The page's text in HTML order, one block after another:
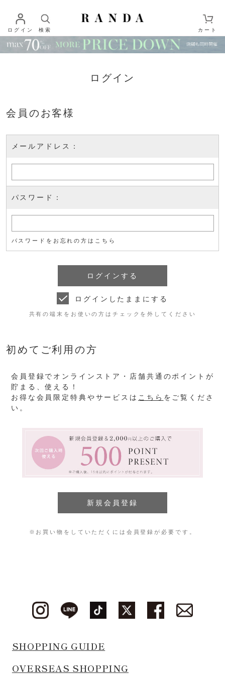
ログイン 検索 カート
ログイン
会員のお客様
メールアドレス：
パスワード：
パスワードをお忘れの方はこちら
ログインしたままにする
共有の端末をお使いの方はチェックを外してください
初めてご利用の方
会員登録でオンラインストア・店舗共通のポイントが
貯まる、使える！
お得な会員限定特典やサービスは こちら をご覧くださ
い。
※お買い物をしていただくには会員登録が必要です。
SHOPPING GUIDE
OVERSEAS SHOPPING